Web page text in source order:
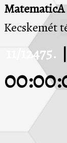
MatematicA
Kecskemét
11/12475.